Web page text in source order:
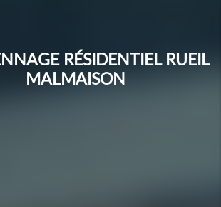
RÉSIDENTIEL RUEIL
MALMAISON